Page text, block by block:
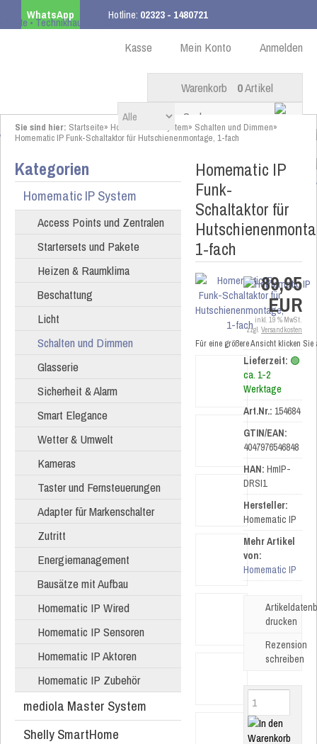
WhatsApp Hotline: 02323 - 1480721
ab 99,00 € innerhalb DE Anmelden
Mein Konto
Kasse
Warenkorb 0Artikel
Sie sind hier: Startseite» Homematic IP System» Schalten und Dimmen»
Homematic IP Funk-Schaltaktor für Hutschienenmontage, 1-fach
Kategorien
Homematic IP System
Access Points und Zentralen
Startersets und Pakete
Heizen & Raumklima
Beschattung
Licht
Schalten und Dimmen
Glasserie
Sicherheit & Alarm
Smart Elegance
Wetter & Umwelt
Kameras
Taster und Fernsteuerungen
Adapter für Markenschalter
Zutritt
Energiemanagement
Bausätze mit Aufbau
Homematic IP Wired
Homematic IP Sensoren
Homematic IP Aktoren
Homematic IP Zubehör
mediola Master System
Shelly SmartHome
Homematic IP
Funk-
Schaltaktor für
1-fach
Für eine größere Ansicht klicken
89,95
EUR
inkl. 19 % MwSt.
zzgl. Versandkosten
Lieferzeit: 🟢
ca. 1-2
Werktage
Art.Nr.: 154684
GTIN/EAN:
4047976546848
HAN: HmIP-
DRSI1
Hersteller:
Homematic IP
Mehr Artikel
von:
Homematic IP
drucken
Rezension
schreiben